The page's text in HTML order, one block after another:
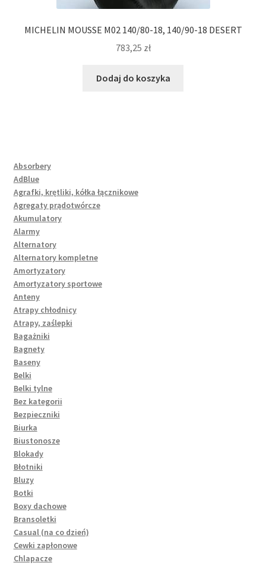
MICHELIN MOUSSE M02 140/80-18, 140/90-18 DESERT
783,25 zł
Dodaj do koszyka
Absorbery
AdBlue
Agrafki, krętliki, kółka łącznikowe
Agregaty prądotwórcze
Akumulatory
Alarmy
Alternatory
Alternatory kompletne
Amortyzatory
Amortyzatory sportowe
Anteny
Atrapy chłodnicy
Atrapy, zaślepki
Bagażniki
Bagnety
Baseny
Belki
Belki tylne
Bez kategorii
Bezpieczniki
Biurka
Biustonosze
Blokady
Błotniki
Bluzy
Botki
Boxy dachowe
Bransoletki
Casual (na co dzień)
Cewki zapłonowe
Chlapacze